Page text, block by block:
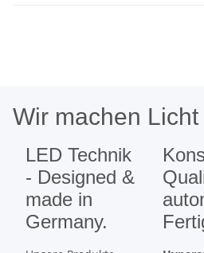
Wir machen Licht
LED Technik
- Designed &
made in
Germany.